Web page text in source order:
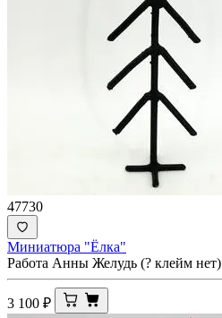
47730
Миниатюра "Ёлка"
Работа Анны Желудь (? клейм нет)
3 100 ₽